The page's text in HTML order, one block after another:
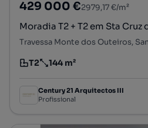
429 000 €2979,17 €/m²
Moradia T2 + T2 em Sta Cruz
Tipologia
T2
Preço por metro quadrado
144 m²
Century 21 Arquitectos III
Profissional